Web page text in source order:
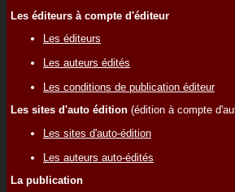
Les éditeurs à compte d'éditeur
Les éditeurs
Les auteurs édités
Les conditions de publication éditeur
Les sites d'auto édition (édition à compte
Les sites d'auto-édition
Les auteurs auto-édités
La publication